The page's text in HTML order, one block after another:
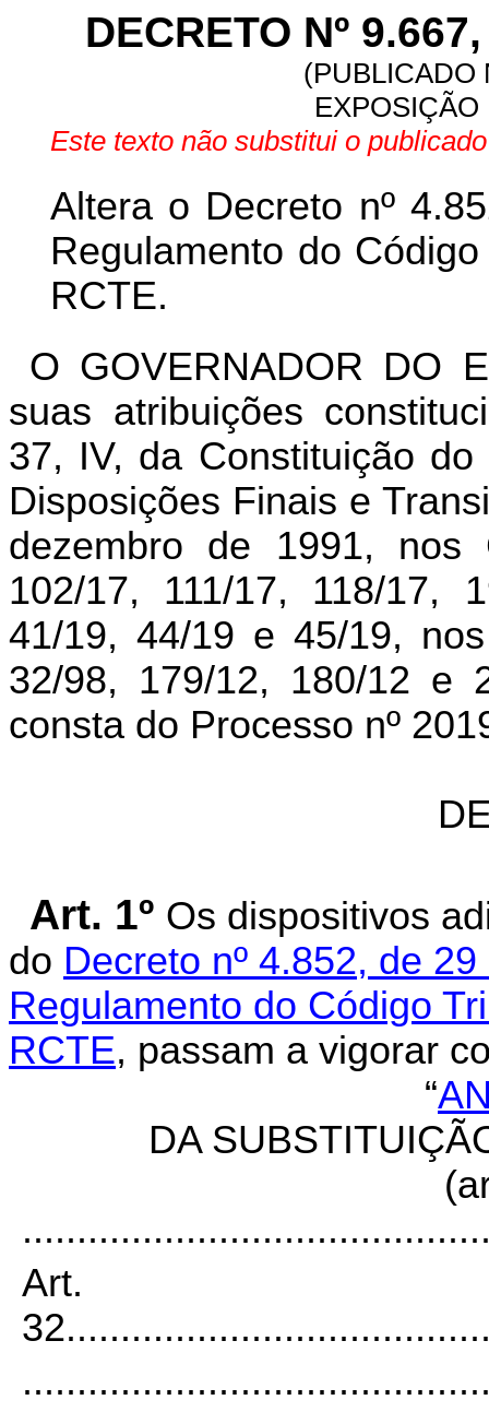
DECRETO Nº
(PUBLICADO
Este texto não substitui o
Altera o Decreto nº
Regulamento do
RCTE.
O GOVERNADOR DO
suas atribuições
37, IV, da Constituição
Disposições Finais e
dezembro de 1991, nos
102/17, 111/17, 118/17,
41/19, 44/19 e 45/19,
32/98, 179/12, 180/12 e
consta do Processo nº
Art. 1º Os dispositivos
do Decreto nº 4.852, de
Regulamento do Código
RCTE, passam a vigorar
“
DA
Art.
32